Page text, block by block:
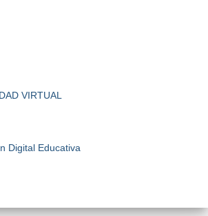
VIRTUAL
Digital Educativa